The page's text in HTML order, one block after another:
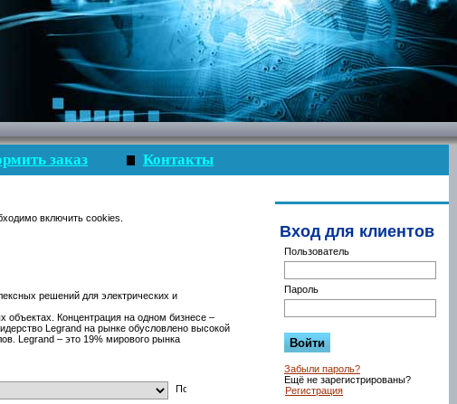
заказ Контакты
включить cookies.
решений для электрических и
Концентрация на одном бизнесе –
Legrand на рынке обусловлено высокой
Legrand – это 19% мирового рынка
Вход для клиентов
Пользователь
Пароль
Забыли пароль?
Ещё не зарегистрированы?
Регистрация